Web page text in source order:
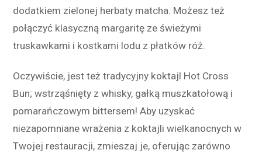
dodatkiem zielonej herbaty matcha. Możesz też
połączyć klasyczną margaritę ze świeżymi
truskawkami i kostkami lodu z płatków róż.
Oczywiście, jest też tradycyjny koktajl Hot Cross
Bun; wstrząśnięty z whisky, gałką muszkatołową i
pomarańczowym bittersem! Aby uzyskać
niezapomniane wrażenia z koktajli wielkanocnych w
Twojej restauracji, zmieszaj je, oferując zarówno